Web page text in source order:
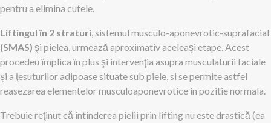
pentru a elimina cutele.
Liftingul în 2 straturi, sistemul musculo-aponevrotic-suprafacial
(SMAS) şi pielea, urmează aproximativ aceleaşi etape. Acest
procedeu împlica în plus şi intervenţia asupra musculaturii faciale
şi a ţesuturilor adipoase situate sub piele, si se permite astfel
reasezarea elementelor musculoaponevrotice in pozitie normala.
Trebuie reţinut că întinderea pielii prin lifting nu este drastică (ea